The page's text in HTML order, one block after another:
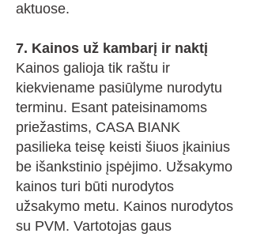
aktuose.
7. Kainos už kambarį ir naktį
Kainos galioja tik raštu ir
kiekviename pasiūlyme nurodytu
terminu. Esant pateisinamoms
priežastims, CASA BIANK
pasilieka teisę keisti šiuos įkainius
be išankstinio įspėjimo. Užsakymo
kainos turi būti nurodytos
užsakymo metu. Kainos nurodytos
su PVM. Vartotojas gaus